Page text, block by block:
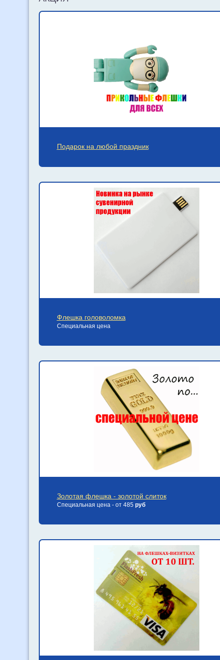
Подарок на любой праздник
Флешка головоломка
Специальная цена
Золотая флешка - золотой слиток
Специальная цена - от 485 руб